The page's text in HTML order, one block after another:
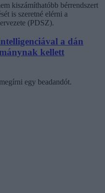
kiszámíthatóbb bérrendszert
is szeretné elérni a
(PDSZ).
a dán
kellett
egy beadandót.